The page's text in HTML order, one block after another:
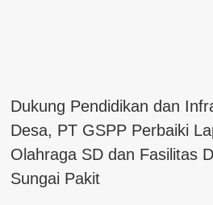
Dukung Pendidikan dan
Desa, PT GSPP Perbaiki
Olahraga SD dan Fasilitas
Sungai Pakit